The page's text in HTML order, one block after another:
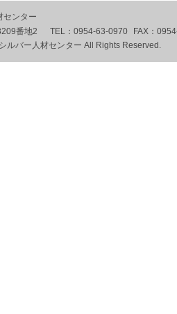
センター
番地2
TEL： 0954-63-0970 FAX：
ルバー人材センター All Rights Reserved.